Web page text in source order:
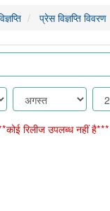
प्रेस विज्ञप्ति विवरण
रिलीज उपलब्ध नहीं है***